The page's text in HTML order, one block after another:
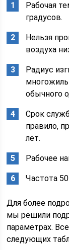
Рабочая
градусов.
Нельзя
воздуха
Радиус
обычного
Срок
правило,
лет.
Рабочее
Частота 50
Для более
мы решили
параметрах.
следующих